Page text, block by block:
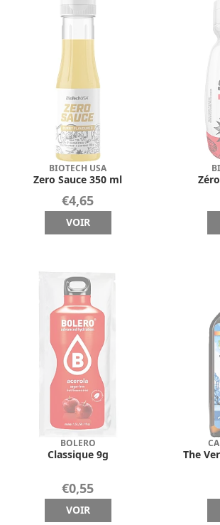
BIOTECH USA
Zero Sauce 350 ml
€4,65
VOIR
BOLERO
Classique 9g
€0,55
VOIR
The